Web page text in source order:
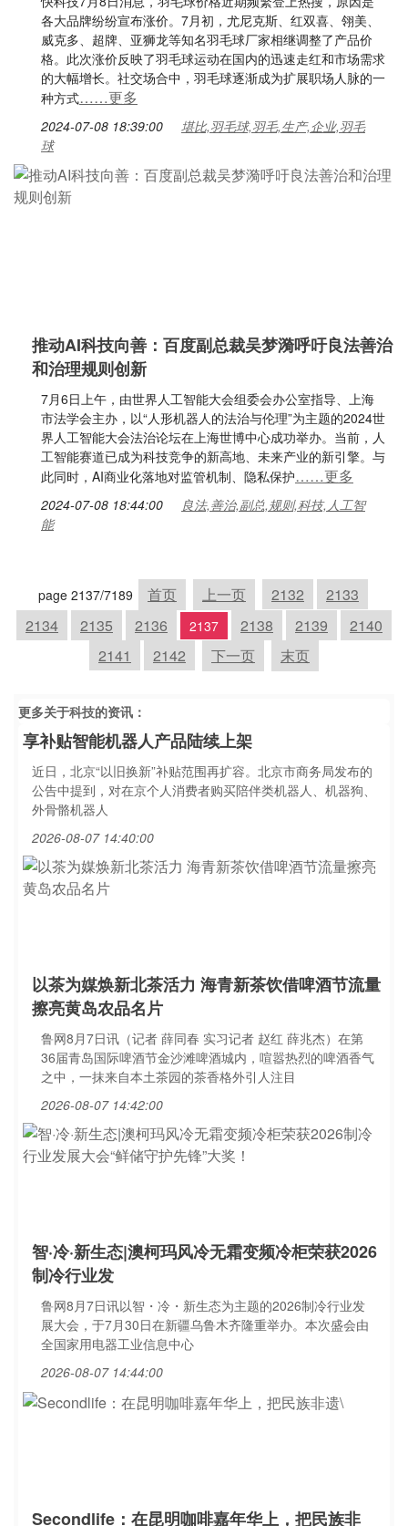
各大品牌纷纷宣布涨价。7月初，尤尼克斯、红双喜、翎美、
威克多、超牌、亚狮龙等知名羽毛球厂家相继调整了产品价
格。此次涨价反映了羽毛球运动在国内的迅速走红和市场需求
的大幅增长。社交场合中，羽毛球逐渐成为扩展职场人脉的一
种方式……更多
2024-07-08 18:39:00
堪比,羽毛球,羽毛,生产,企业,羽毛
球
推动AI科技向善：百度副总裁吴梦漪呼吁良法善治
和治理规则创新
7月6日上午，由世界人工智能大会组委会办公室指导、上海
市法学会主办，以“人形机器人的法治与伦理”为主题的2024世
界人工智能大会法治论坛在上海世博中心成功举办。当前，人
工智能赛道已成为科技竞争的新高地、未来产业的新引擎。与
此同时，AI商业化落地对监管机制、隐私保护……更多
2024-07-08 18:44:00
良法,善治,副总,规则,科技,人工智
能
page 2137/7189 首页 上一页 2132
2133
2134
2135 2136 2137 2138 2139
2140
2141
2142 下一页 末页
更多关于科技的资讯：
享补贴智能机器人产品陆续上架
近日，北京“以旧换新”补贴范围再扩容。北京市商务局发布的
公告中提到，对在京个人消费者购买陪伴类机器人、机器狗、
外骨骼机器人
2026-08-07 14:40:00
以茶为媒焕新北茶活力 海青新茶饮借啤酒节流量
擦亮黄岛农品名片
鲁网8月7日讯（记者 薛同春 实习记者 赵红 薛兆杰）在第
36届青岛国际啤酒节金沙滩啤酒城内，喧嚣热烈的啤酒香气
之中，一抹来自本土茶园的茶香格外引人注目
2026-08-07 14:42:00
智·冷·新生态|澳柯玛风冷无霜变频冷柜荣获2026
制冷行业发
鲁网8月7日讯以智・冷・新生态为主题的2026制冷行业发
展大会，于7月30日在新疆乌鲁木齐隆重举办。本次盛会由
全国家用电器工业信息中心
2026-08-07 14:44:00
Secondlife：在昆明咖啡嘉年华上，把民族非